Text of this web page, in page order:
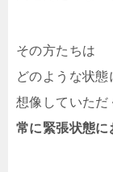
その方たちは
どのような状態
想像していただ
常に緊張状態に